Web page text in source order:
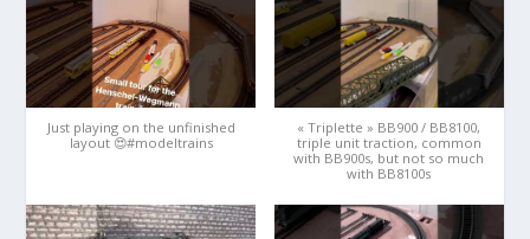
Just playing on the unfinished
layout 😍#modeltrains
« Triplette » BB900 / BB8100,
triple unit traction, common
with BB900s, but not so much
with BB8100s